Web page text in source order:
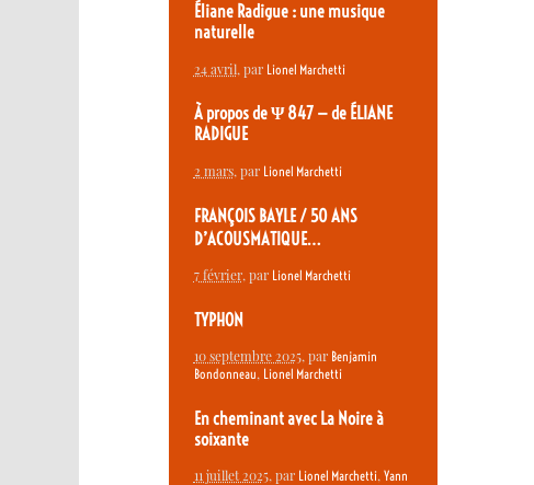
Éliane Radigue : une musique
naturelle
24 avril, par Lionel Marchetti
À propos de Ψ 847 — de ÉLIANE
RADIGUE
2 mars, par Lionel Marchetti
FRANÇOIS BAYLE / 50 ANS
D’ACOUSMATIQUE…
7 février, par Lionel Marchetti
TYPHON
10 septembre 2025, par Benjamin
Bondonneau, Lionel Marchetti
En cheminant avec La Noire à
soixante
11 juillet 2025, par Lionel Marchetti, Yann